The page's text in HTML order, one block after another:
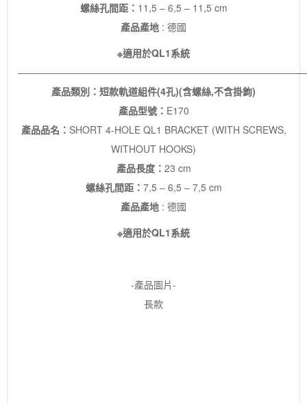
數
螺絲孔間距： 11,5 – 6,5 – 11,5 cm
產品產地 : 德國
※適用於QL1系統
產品類別：短款軌道組件(4孔)(含螺絲,不含掛鉤)
產品型號： E170
產品品名： SHORT 4-HOLE QL1 BRACKET (WITH SCREWS,
WITHOUT HOOKS)
產品長度： 23 cm
螺絲孔間距： 7,5 – 6,5 – 7,5 cm
產品產地 : 德國
※適用於QL1系統
-產品圖片-
長款